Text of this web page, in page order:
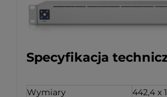
Specyfikacja
Wymiary
442,4 x